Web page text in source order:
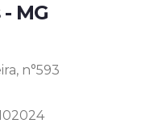
MG
n°593